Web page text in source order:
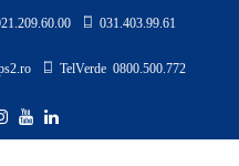
031.403.99.61
TelVerde 0800.500.772